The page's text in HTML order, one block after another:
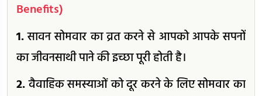
Benefits)
1.सावन सोमवार का व्रत करने से आपको आपके सपनों
का जीवनसाथी पाने की इच्छा पूरी होती है।
2.वैवाहिक समस्याओं को दूर करने के लिए सोमवार का